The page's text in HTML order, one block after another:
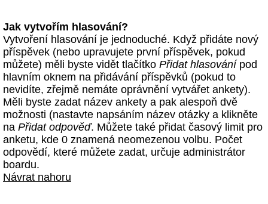
Jak vytvořím hlasování?
Vytvoření hlasování je jednoduché. Když přidáte nový
příspěvek (nebo upravujete první příspěvek, pokud
můžete) měli byste vidět tlačítko Přidat hlasovánípod
hlavním oknem na přidávání příspěvků (pokud to
nevidíte, zřejmě nemáte oprávnění vytvářet ankety).
Měli byste zadat název ankety a pak alespoň dvě
možnosti (nastavte napsáním název otázky a klikněte
na Přidat odpověď. Můžete také přidat časový limit pro
anketu, kde 0 znamená neomezenou volbu. Počet
odpovědí, které můžete zadat, určuje administrátor
boardu.
Návrat nahoru